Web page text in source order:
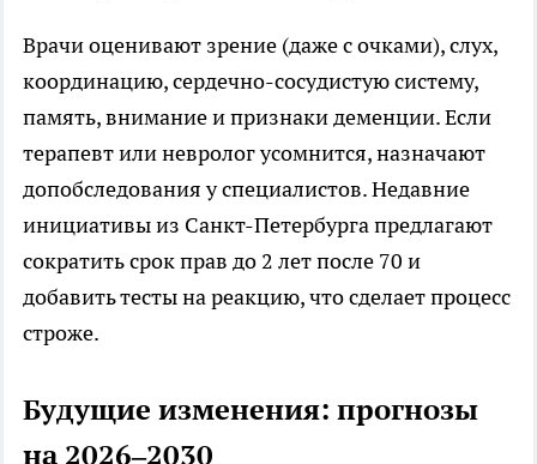
Врачи оценивают зрение (даже с очками), слух,
координацию, сердечно-сосудистую систему,
память, внимание и признаки деменции. Если
терапевт или невролог усомнится, назначают
допобследования у специалистов. Недавние
инициативы из Санкт-Петербурга предлагают
сократить срок прав до 2 лет после 70 и
добавить тесты на реакцию, что сделает процесс
строже.​
Будущие изменения: прогнозы
на 2026–2030